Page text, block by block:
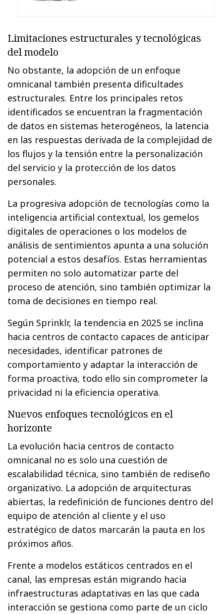
Limitaciones estructurales y tecnológicas
del modelo
No obstante, la adopción de un enfoque
omnicanal también presenta dificultades
estructurales. Entre los principales retos
identificados se encuentran la fragmentación
de datos en sistemas heterogéneos, la latencia
en las respuestas derivada de la complejidad de
los flujos y la tensión entre la personalización
del servicio y la protección de los datos
personales.
La progresiva adopción de tecnologías como la
inteligencia artificial contextual, los gemelos
digitales de operaciones o los modelos de
análisis de sentimientos apunta a una solución
potencial a estos desafíos. Estas herramientas
permiten no solo automatizar parte del
proceso de atención, sino también optimizar la
toma de decisiones en tiempo real.
Según Sprinklr, la tendencia en 2025 se inclina
hacia centros de contacto capaces de anticipar
necesidades, identificar patrones de
comportamiento y adaptar la interacción de
forma proactiva, todo ello sin comprometer la
privacidad ni la eficiencia operativa.
Nuevos enfoques tecnológicos en el
horizonte
La evolución hacia centros de contacto
omnicanal no es solo una cuestión de
escalabilidad técnica, sino también de rediseño
organizativo. La adopción de arquitecturas
abiertas, la redefinición de funciones dentro del
equipo de atención al cliente y el uso
estratégico de datos marcarán la pauta en los
próximos años.
Frente a modelos estáticos centrados en el
canal, las empresas están migrando hacia
infraestructuras adaptativas en las que cada
interacción se gestiona como parte de un ciclo